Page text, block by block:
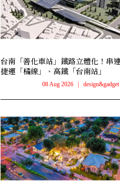
台南「善化車站」鐵路立體化！串連
捷運「橘線」、高鐵「台南站」
08 Aug 2026 design&gadget